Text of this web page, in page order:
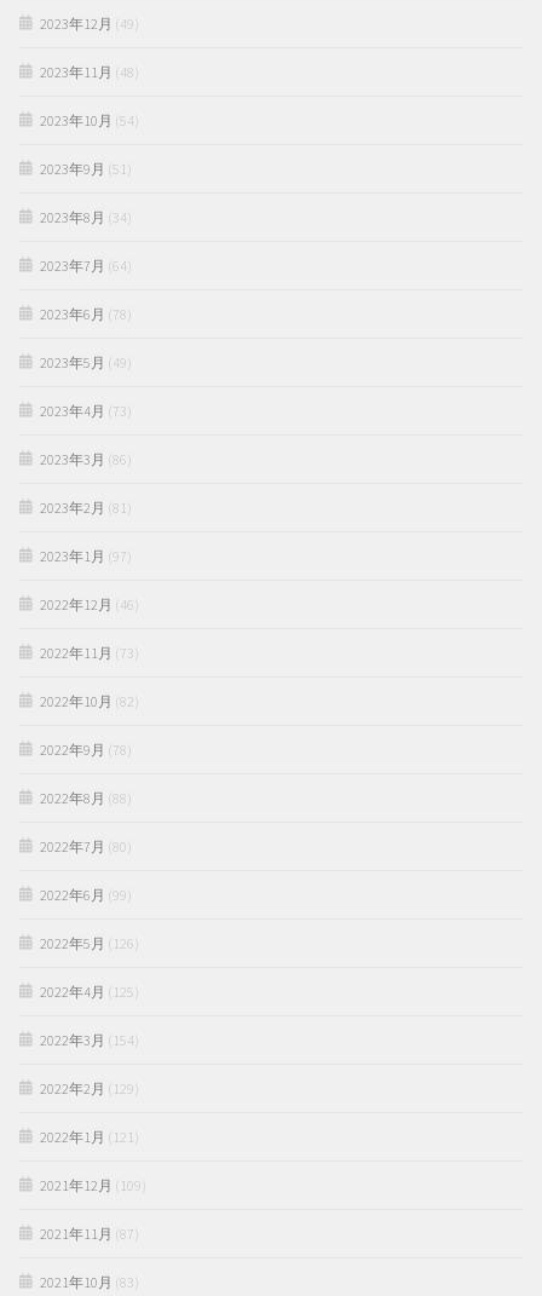
2023年12月 (49)
2023年11月 (48)
2023年10月 (54)
2023年9月 (51)
2023年8月 (34)
2023年7月 (64)
2023年6月 (78)
2023年5月 (49)
2023年4月 (73)
2023年3月 (86)
2023年2月 (81)
2023年1月 (97)
2022年12月 (46)
2022年11月 (73)
2022年10月 (82)
2022年9月 (78)
2022年8月 (88)
2022年7月 (80)
2022年6月 (99)
2022年5月 (126)
2022年4月 (125)
2022年3月 (154)
2022年2月 (129)
2022年1月 (121)
2021年12月 (109)
2021年11月 (87)
2021年10月 (83)